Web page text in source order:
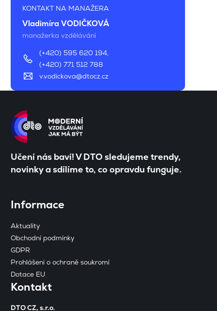
KONTAKT NA MANAŽERA
Vladimíra VODIČKOVÁ
manažerka vzdělávání
(+420) 595 620 194,
(+420) 771 512 788
v.vodickova@dtocz.cz
Učení nás baví! V DTO sledujeme trendy,
novinky a sdílíme to, co opravdu funguje.
Informace
Aktuality
Obchodní podmínky
GDPR
Prohlášení o ochraně soukromí
Dotace EU
Kontakt
DTO CZ, s.r.o.